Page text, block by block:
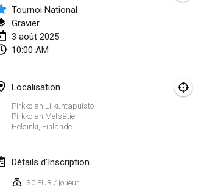
Tournoi National
Gravier
3 août 2025
10:00 AM
Localisation
Pirkkolan Liikuntapuisto
Pirkkolan Metsätie
Helsinki Finlande
Détails d'Inscription
30 EUR / joueur
19 janv. 2025
25 janv. 2025|France
février 2025
US Mölkky Winter
7 févr. 2025|États-Unis